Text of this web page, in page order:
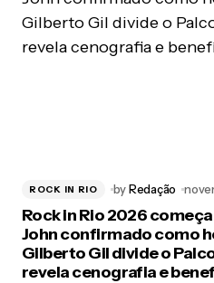
ROCK IN RIO byRedação
Rock in Rio 2026
John confirmado como
Gilberto Gil divide o
revela cenografia e